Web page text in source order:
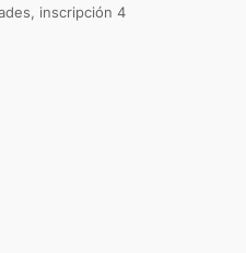
inscripción 4